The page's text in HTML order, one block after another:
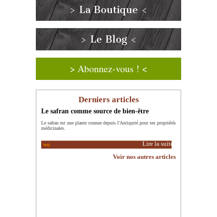
> La Boutique <
> Le Blog <
> Abonnez-vous ! <
Derniers articles
Le safran comme source de bien-être
Le safran est une plante connue depuis l'Antiquité pour ses propriétés
médicinales.
Lire la suite
Voir nos autres articles